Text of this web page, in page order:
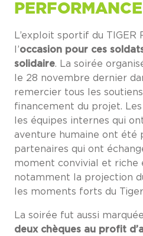
PERFORMANCE
L’exploit sportif du TIGER
l’occasion pour ces
solidaire. La soirée
le 28 novembre dernier
remercier tous les
financement du projet.
les équipes internes qui
aventure humaine ont été
partenaires qui ont
moment convivial et riche
notamment la projection
les moments forts du
La soirée fut aussi
deux chèques au profit